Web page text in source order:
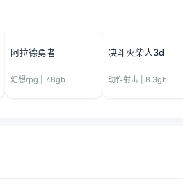
阿拉德勇者
幻想rpg | 7.8gb
决斗火柴人3d
动作射击 | 8.3gb